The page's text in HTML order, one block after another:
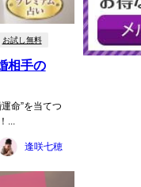
お試し無料
相手の
命”を当てつ
...
逢咲七穂